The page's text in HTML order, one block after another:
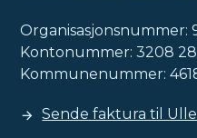
Organisasjonsnummer:
Kontonummer: 3208
Kommunenummer:
Sende faktura til